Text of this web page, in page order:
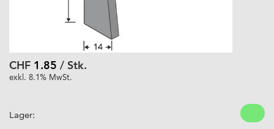
CHF 1.85 / Stk.
exkl. 8.1% MwSt.
Lager: